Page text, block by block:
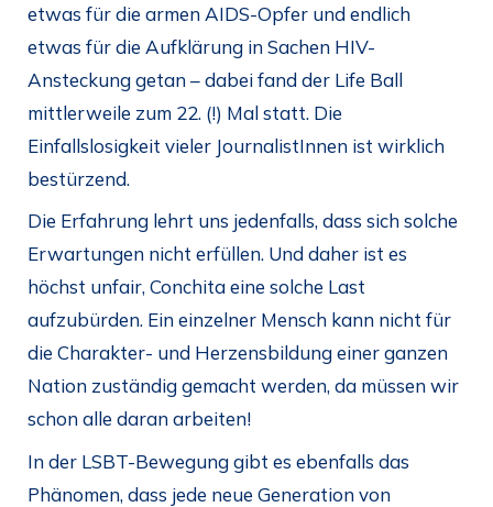
etwas für die armen AIDS-Opfer und endlich
etwas für die Aufklärung in Sachen HIV-
Ansteckung getan – dabei fand der Life Ball
mittlerweile zum 22. (!) Mal statt. Die
Einfallslosigkeit vieler JournalistInnen ist wirklich
bestürzend.
Die Erfahrung lehrt uns jedenfalls, dass sich solche
Erwartungen nicht erfüllen. Und daher ist es
höchst unfair, Conchita eine solche Last
aufzubürden. Ein einzelner Mensch kann nicht für
die Charakter- und Herzensbildung einer ganzen
Nation zuständig gemacht werden, da müssen wir
schon alle daran arbeiten!
In der LSBT-Bewegung gibt es ebenfalls das
Phänomen, dass jede neue Generation von